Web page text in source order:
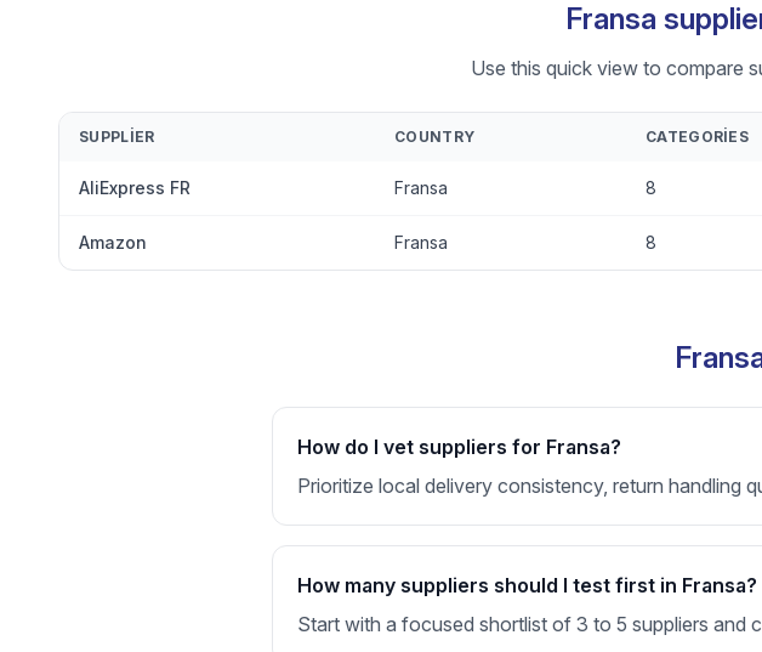
Fransa
Use this quick view to compare
SUPPLIER COUNTRY CATEGORIES
AliExpress FR Fransa 8
Amazon Fransa 8
How do I vet suppliers for Fransa?
Prioritize local delivery consistency, return handling
How many suppliers should I test first in Fransa?
Start with a focused shortlist of 3 to 5 suppliers and